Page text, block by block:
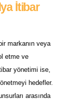
İtibar
markanın veya
etme ve
yönetimi ise,
hedefler.
arasında